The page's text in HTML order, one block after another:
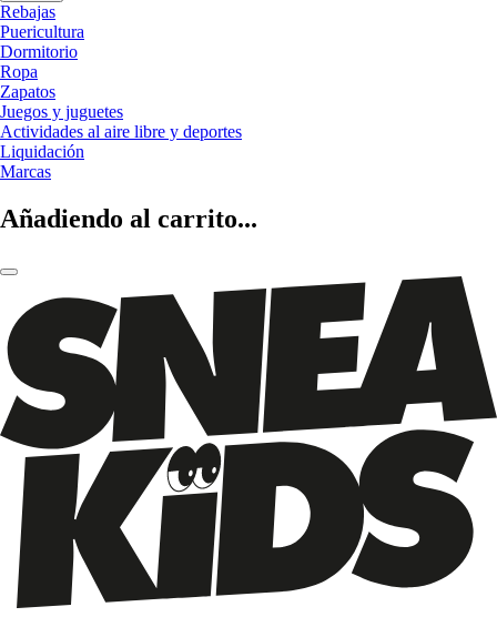
Rebajas
Puericultura
Dormitorio
Ropa
Zapatos
Juegos y juguetes
Actividades al aire libre y deportes
Liquidación
Marcas
Añadiendo al carrito...